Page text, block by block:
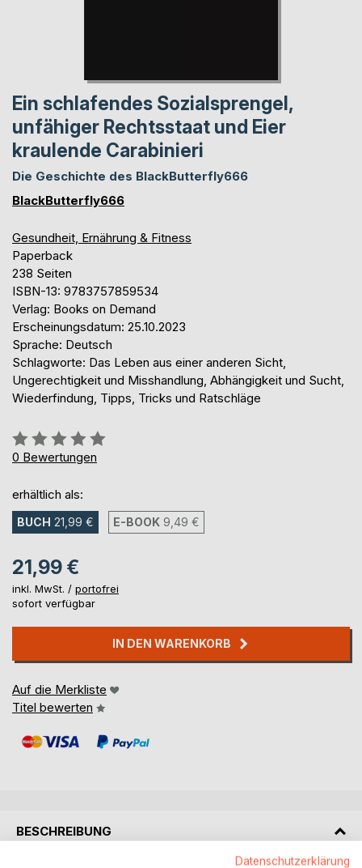
Ein schlafendes Sozialsprengel,
unfähiger Rechtsstaat und Eier
kraulende Carabinieri
Die Geschichte des BlackButterfly666
BlackButterfly666
Gesundheit, Ernährung & Fitness
Paperback
238 Seiten
ISBN-13: 9783757859534
Verlag: Books on Demand
Erscheinungsdatum: 25.10.2023
Sprache: Deutsch
Schlagworte: Das Leben aus einer anderen Sicht,
Ungerechtigkeit und Misshandlung, Abhängigkeit und Sucht,
Wiederfindung, Tipps, Tricks und Ratschläge
Bewertung::
0%
0 Bewertungen
erhältlich als:
BUCH 21,99 € E-BOOK 9,49 €
21,99 €
inkl. MwSt. / portofrei
sofort verfügbar
IN DEN WARENKORB
Auf die Merkliste
Titel bewerten
BESCHREIBUNG
Datenschutzerklärung